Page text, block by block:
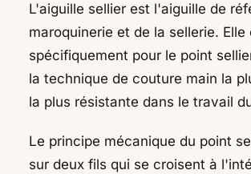
L'aiguille sellier est l'aiguille de
maroquinerie et de la sellerie.
spécifiquement pour le point
la technique de couture main la
la plus résistante dans le travail
Le principe mécanique du point
sur deux fils qui se croisent à